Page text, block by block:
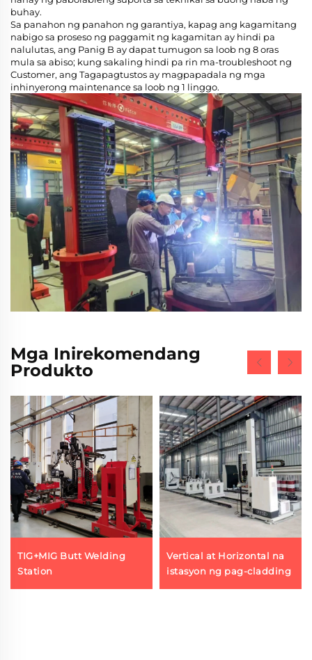
buhay.
Sa panahon ng panahon ng garantiya, kapag ang kagamitang
nabigo sa proseso ng paggamit ng kagamitan ay hindi pa
nalulutas, ang Panig B ay dapat tumugon sa loob ng 8 oras
mula sa abiso; kung sakaling hindi pa rin ma-troubleshoot ng
Customer, ang Tagapagtustos ay magpapadala ng mga
inhinyerong maintenance sa loob ng 1 linggo.
Mga Inirekomendang
Produkto
TIG+MIG Butt Welding
Station
Vertical at Horizontal na
istasyon ng pag-cladding